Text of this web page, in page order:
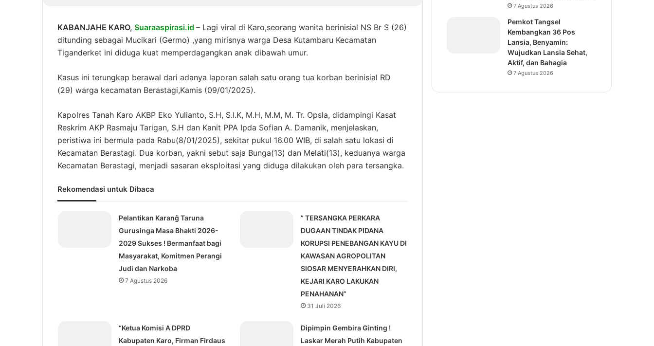
KABANJAHE KARO, Suaraaspirasi.id – Lagi viral di Karo,seorang wanita berinisial NS Br S (26)
ditunding sebagai Mucikari (Germo) ,yang mirisnya warga Desa Kutambaru Kecamatan
Tiganderket ini diduga kuat memperdagangkan anak dibawah umur.
Kasus ini terungkap berawal dari adanya laporan salah satu orang tua korban berinisial RD
(29) warga kecamatan Berastagi,Kamis (09/01/2025).
Kapolres Tanah Karo AKBP Eko Yulianto, S.H, S.I.K, M.H, M.M, M. Tr. Opsla, didampingi Kasat
Reskrim AKP Rasmaju Tarigan, S.H dan Kanit PPA Ipda Sofian A. Damanik, menjelaskan,
peristiwa ini bermula pada Rabu(8/01/2025), sekitar pukul 16.00 WIB, di salah satu lokasi di
Kecamatan Berastagi. Dua korban, yakni sebut saja Bunga(13) dan Melati(13), keduanya warga
Kecamatan Berastagi, menjadi sasaran eksploitasi yang diduga dilakukan oleh para tersangka.
Rekomendasi untuk Dibaca
Pelantikan Karanĝ Taruna
Gurusinga Masa Bhakti 2026-
2029 Sukses ! Bermanfaat bagi
Masyarakat, Komitmen Perangi
Judi dan Narkoba
7 Agustus 2026
” TERSANGKA PERKARA
DUGAAN TINDAK PIDANA
KORUPSI PENEBANGAN KAYU DI
KAWASAN AGROPOLITAN
SIOSAR MENYERAHKAN DIRI,
KEJARI KARO LAKUKAN
PENAHANAN”
31 Juli 2026
“Ketua Komisi A DPRD
Kabupaten Karo, Firman Firdaus
Dipimpin Gembira Ginting !
Laskar Merah Putih Kabupaten
7 Agustus 2026
Pemkot Tangsel
Kembangkan 36 Pos
Lansia, Benyamin:
Wujudkan Lansia Sehat,
Aktif, dan Bahagia
7 Agustus 2026